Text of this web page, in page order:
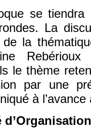
se
La
de la
le thème
par une
à
d’Organisation